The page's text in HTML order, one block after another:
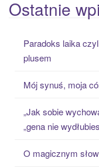
a
r
Ostatnie
Paradoks laika
plusem
Mój synuś, moja
„Jak sobie
„gena nie
O magicznym